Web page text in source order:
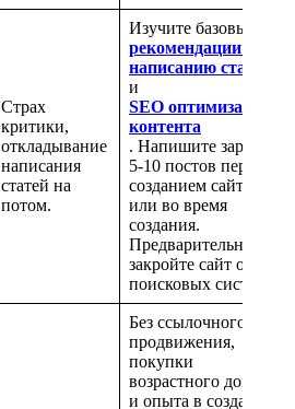
Страх
критики,
откладывание
написания
статей на
потом.
Изучите базовые
рекомендации по
написанию статей
и
SEO оптимизации
контента
. Напишите заранее
5-10 постов перед
созданием сайта
или во время
создания.
Предварительно
закройте сайт от
поисковых систем.
Без ссылочного
продвижения,
покупки
возрастного домена
и опыта в создании